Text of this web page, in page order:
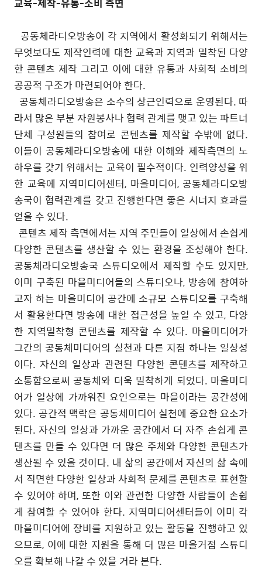
공동체라디오방송이 각 지역에서 활성화되기 위해서는
무엇보다도 제작인력에 대한 교육과 지역과 밀착된 다양
한 콘텐츠 제작 그리고 이에 대한 유통과 사회적 소비의
공공적 구조가 마련되어야 한다.
공동체라디오방송은 소수의 상근인력으로 운영된다. 따
라서 많은 부분 자원봉사나 협력 관계를 맺고 있는 파트너
단체 구성원들의 참여로 콘텐츠를 제작할 수밖에 없다.
이들이 공동체라디오방송에 대한 이해와 제작측면의 노
하우를 갖기 위해서는 교육이 필수적이다. 인력양성을 위
한 교육에 지역미디어센터, 마을미디어, 공동체라디오방
송국이 협력관계를 갖고 진행한다면 좋은 시너지 효과를
얻을 수 있다.
콘텐츠 제작 측면에서는 지역 주민들이 일상에서 손쉽게
다양한 콘텐츠를 생산할 수 있는 환경을 조성해야 한다.
공동체라디오방송국 스튜디오에서 제작할 수도 있지만,
이미 구축된 마을미디어들의 스튜디오나, 방송에 참여하
고자 하는 마을미디어 공간에 소규모 스튜디오를 구축해
서 활용한다면 방송에 대한 접근성을 높일 수 있고, 다양
한 지역밀착형 콘텐츠를 제작할 수 있다. 마을미디어가
그간의 공동체미디어의 실천과 다른 지점 하나는 일상성
이다. 자신의 일상과 관련된 다양한 콘텐츠를 제작하고
소통함으로써 공동체와 더욱 밀착하게 되었다. 마을미디
어가 일상에 가까워진 요인으로는 마을이라는 공간성에
있다. 공간적 맥락은 공동체미디어 실천에 중요한 요소가
된다. 자신의 일상과 가까운 공간에서 더 자주 손쉽게 콘
텐츠를 만들 수 있다면 더 많은 주체와 다양한 콘텐츠가
생산될 수 있을 것이다. 내 삶의 공간에서 자신의 삶 속에
서 직면한 다양한 일상과 사회적 문제를 콘텐츠로 표현할
수 있어야 하며, 또한 이와 관련한 다양한 사람들이 손쉽
게 참여할 수 있어야 한다. 지역미디어센터들이 이미 각
마을미디어에 장비를 지원하고 있는 활동을 진행하고 있
으므로, 이에 대한 지원을 통해 더 많은 마을거점 스튜디
오를 확보해 나갈 수 있을 거라 본다.